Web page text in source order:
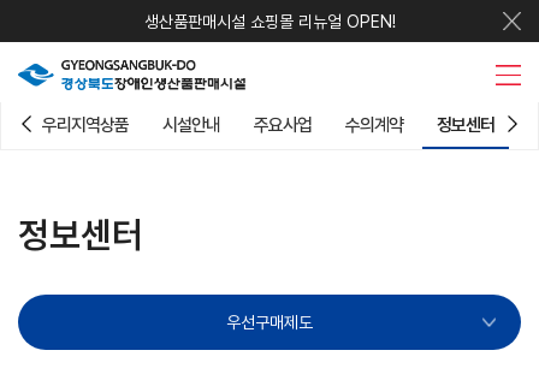
생산품판매시설 쇼핑몰 리뉴얼 OPEN!
우리지역상품 시설안내 주요사업 수의계약 정보센터
정보센터
우선구매제도